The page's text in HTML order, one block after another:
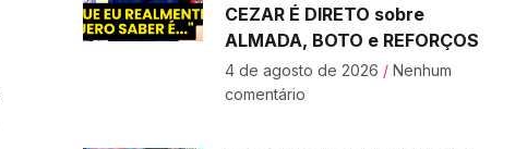
CEZAR É DIRETO sobre
ALMADA, BOTO e REFORÇOS
4 de agosto de 2026 Nenhum
comentário